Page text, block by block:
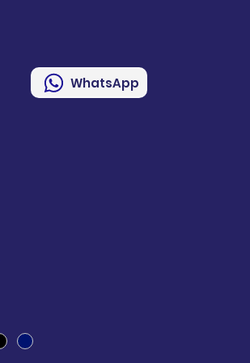
WhatsApp